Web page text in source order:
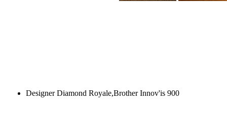
Designer Diamond Royale,Brother Innov'is 900